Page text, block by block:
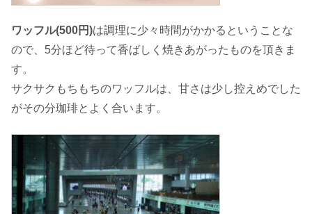
ワッフル(500円)は調理に少々時間がかかるということな
ので、5分ほど待って香ばしく焼きあがったものを頂きま
す。
サクサクもちもちのワッフルは、甘さは少し控えめでした
がその分珈琲とよく合います。